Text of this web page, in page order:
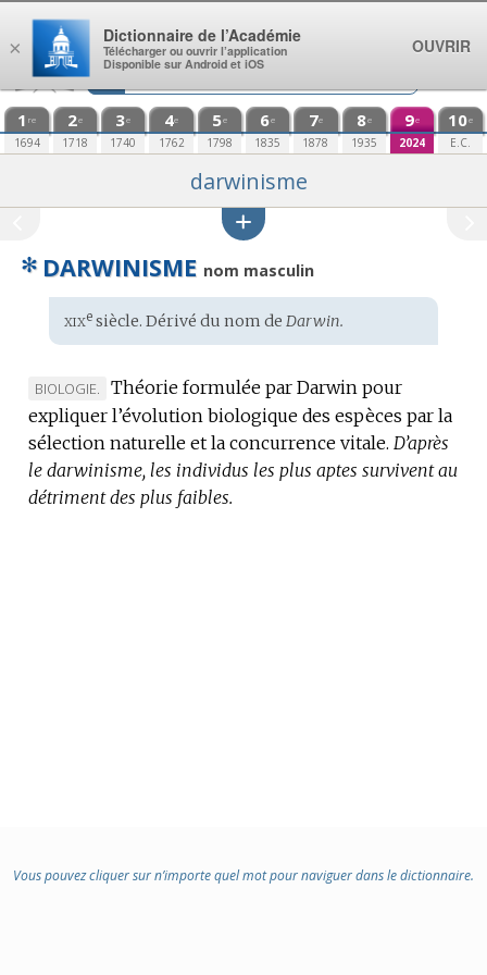
Aller au contenu
1 re
1694
2e
1718
3e
1740
4e
1762
5e
1798
6e
1835
7e
1878
8e
1935
9e
2024
10e
E.C.
darwinisme
✻ DARWINISME nom masculin
Étymologie
:
xixesiècle. Dérivé du nom de Darwin.
MARQUE
DE
DOMAINE
:
BIOLOGIE.
Théorie formulée par Darwin pour
expliquer l’évolution biologique des espèces par la
sélection naturelle et la concurrence vitale. D’après
le darwinisme, les individus les plus aptes survivent au
détriment des plus faibles.
Vous pouvez cliquer sur n’importe quel mot pour naviguer dans le dictionnaire.
×
Dictionnaire de l’Académie
Télécharger ou ouvrir l’application
Disponible sur Android et iOS
OUVRIR